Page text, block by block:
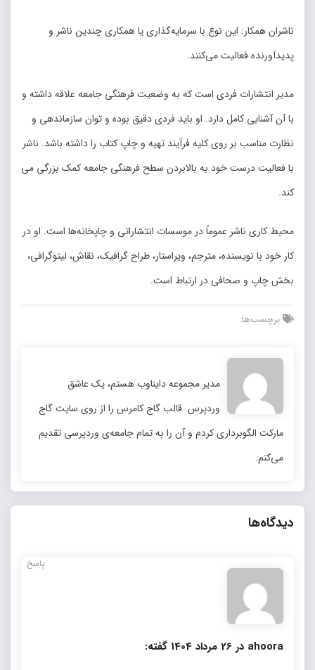
ناشران همکار: این نوع با سرمایه­‌گذاری یا همکاری چندین ناشر و
پدیدآورنده فعالیت می­‌کنند.
مدیر انتشارات فردی است که به وضعیت فرهنگی جامعه علاقه داشته و
با آن آشنایی کامل دارد. او باید فردی دقیق بوده و توان سازماندهی و
نظارت مناسب بر روی کلیه فرآیند تهیه و چاپ کتاب را داشته باشد. ناشر
با فعالیت درست خود به بالابردن سطح فرهنگی جامعه کمک بزرگی می­‌
کند.
محیط کاری ناشر عموماً در موسسات انتشاراتی و چاپخانه­‌ها است. او در
کار خود با نویسنده، مترجم، ویراستار، طراح گرافیک، نقاش، لیتوگرافی،
بخش چاپ و صحافی در ارتباط است.
برچسب‌ها:
مدیر مجموعه دایناوب هستم، یک عاشق
وردپرس. قالب گاج کامرس را از روی سایت گاج
مارکت الگوبرداری کردم و آن را به تمام جامعه‌ی وردپرسی تقدیم
می‌کنم.
دیدگاه‌ها
ahoora در 26 مرداد 1404 گفته:
پاسخ